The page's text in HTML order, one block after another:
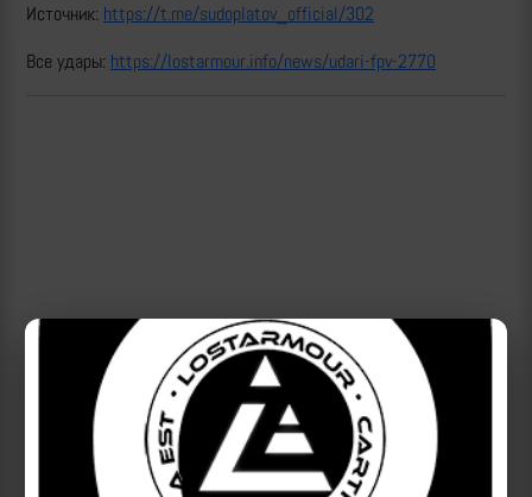
Источник: https://t.me/sudoplatov_official/302
Все удары: https://lostarmour.info/news/udari-fpv-2770